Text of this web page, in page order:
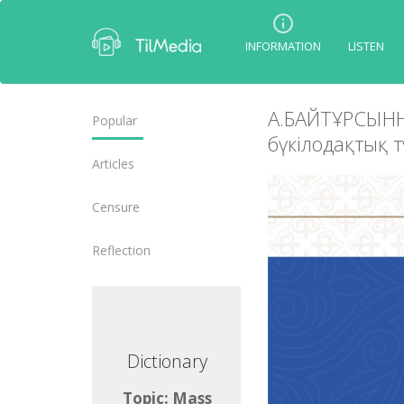
INFORMATION LISTEN
Popular
Articles
Censure
Reflection
Dictionary
Topic: Mass
бүкілодақтық